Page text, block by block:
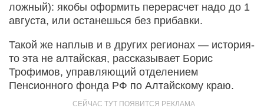
ложный): якобы оформить перерасчет надо до 1
августа, или останешься без прибавки.
Такой же наплыв и в других регионах — история-
то эта не алтайская, рассказывает Борис
Трофимов, управляющий отделением
Пенсионного фонда РФ по Алтайскому краю.